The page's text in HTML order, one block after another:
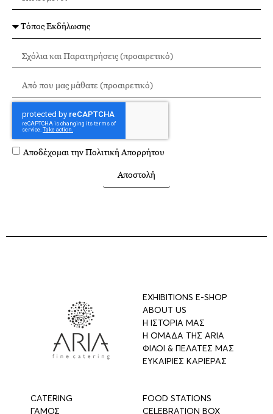
Αποδέχομαι τηνΠολιτική Απορρήτου
Αποστολή
EXHIBITIONS E-SHOP
ABOUT US
Η ΙΣΤΟΡΙΑ ΜΑΣ
Η ΟΜΑΔΑ ΤΗΣ ARIA
ΦΙΛΟΙ & ΠΕΛΑΤΕΣ ΜΑΣ
ΕΥΚΑΙΡΙΕΣ ΚΑΡΙΕΡΑΣ
CATERING
ΓΑΜΟΣ
FOOD STATIONS
CELEBRATION BOX